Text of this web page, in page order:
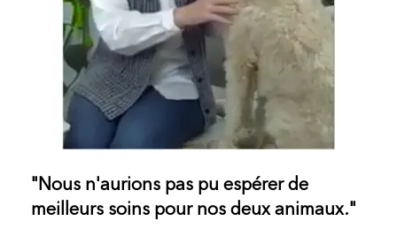
"Nous n'aurions pas pu espérer de
meilleurs soins pour nos deux animaux."